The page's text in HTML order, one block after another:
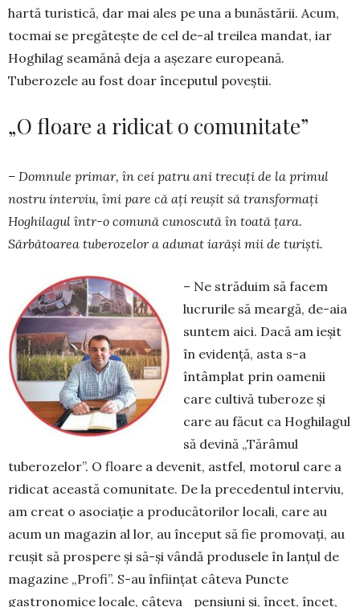
hartă turistică, dar mai ales pe una a bunăstării. Acum,
tocmai se pregătește de cel de-al treilea mandat, iar
Hoghi­lag seamănă deja a așezare europeană.
Tuberozele au fost doar începutul poveștii.
„O floare a ridicat o comunitate”
– Domnule primar, în cei patru ani trecuți de la primul
nostru interviu, îmi pare că ați reușit să transformați
Hoghilagul într-o comună cunos­cută în toată țara.
Sărbătoarea tuberozelor a adunat iarăși mii de turiști.
– Ne străduim să facem
lucrurile să meargă, de-aia
suntem aici. Dacă am ieșit
în evidență, asta s-a
întâmplat prin oamenii
care cultivă tuberoze și
care au făcut ca Hoghilagul
să devină „Tărâmul
tuberozelor”. O floare a devenit, astfel, motorul care a
ridicat această comunitate. De la precedentul interviu,
am creat o asociație a producătorilor locali, care au
acum un magazin al lor, au început să fie promovați, au
reușit să pros­pere și să-și vândă produsele în lanțul de
magazine „Profi”. S-au înființat câteva Puncte
gastronomice locale, câteva pen­siuni și, încet, încet,